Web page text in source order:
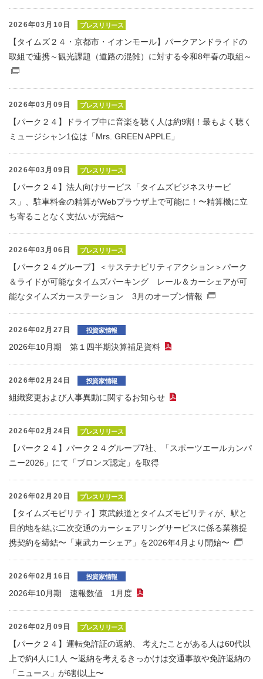
2026年03月10日 プレスリリース
【タイムズ２４・京都市・イオンモール】パークアンドライドの
取組で連携～観光課題（道路の混雑）に対する令和8年春の取組～
2026年03月09日 プレスリリース
【パーク２４】ドライブ中に音楽を聴く人は約9割！最もよく聴く
ミュージシャン1位は「Mrs. GREEN APPLE」
2026年03月09日 プレスリリース
【パーク２４】法人向けサービス「タイムズビジネスサービ
ス」、駐車料金の精算がWebブラウザ上で可能に！〜精算機に立
ち寄ることなく支払いが完結〜
2026年03月06日 プレスリリース
【パーク２４グループ】＜サステナビリティアクション＞パーク
＆ライドが可能なタイムズパーキング レール＆カーシェアが可
能なタイムズカーステーション 3月のオープン情報
2026年02月27日 投資家情報
2026年10月期 第１四半期決算補足資料
2026年02月24日 投資家情報
組織変更および人事異動に関するお知らせ
2026年02月24日 プレスリリース
【パーク２４】パーク２４グループ7社、「スポーツエールカンパ
ニー2026」にて「ブロンズ認定」を取得
2026年02月20日 プレスリリース
【タイムズモビリティ】東武鉄道とタイムズモビリティが、駅と
目的地を結ぶ二次交通のカーシェアリングサービスに係る業務提
携契約を締結〜「東武カーシェア」を2026年4月より開始〜
2026年02月16日 投資家情報
2026年10月期 速報数値 1月度
2026年02月09日 プレスリリース
【パーク２４】運転免許証の返納、 考えたことがある人は60代以
上で約4人に1人 〜返納を考えるきっかけは交通事故や免許返納の
「ニュース」が6割以上〜